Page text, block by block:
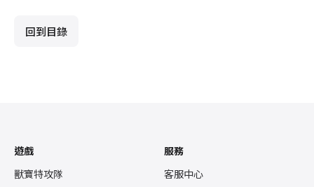
回到目錄
遊戲
獸寶特攻隊
服務
客服中心